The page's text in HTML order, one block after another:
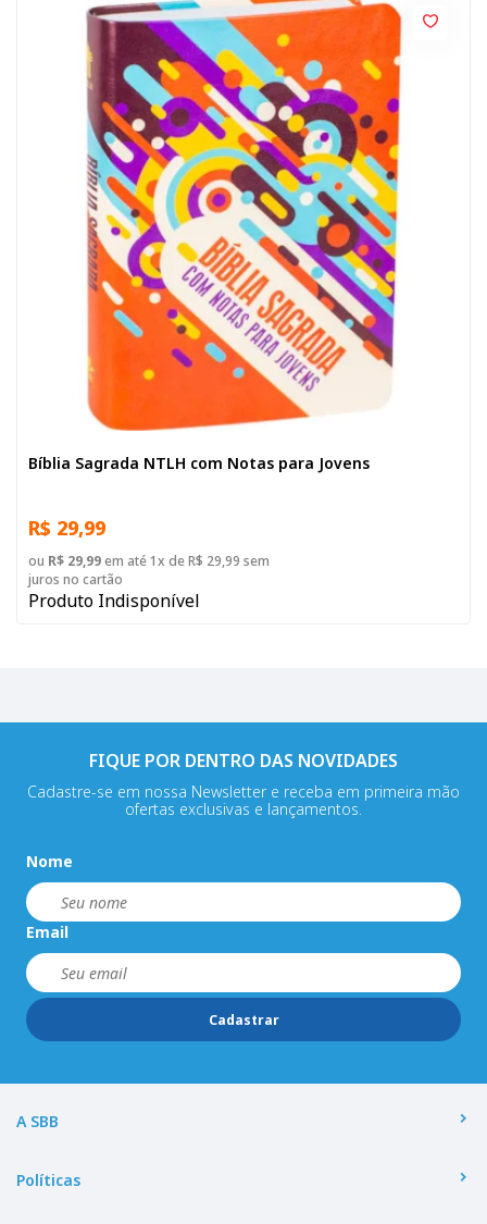
Bíblia Sagrada NTLH com Notas para Jovens
R$ 29,99
ou R$ 29,99em até 1x de R$ 29,99 sem
juros no cartão
Produto Indisponível
FIQUE POR DENTRO DAS NOVIDADES
Cadastre-se em nossa Newsletter e receba em primeira mão
ofertas exclusivas e lançamentos.
Nome
Email
Cadastrar
A SBB
Políticas